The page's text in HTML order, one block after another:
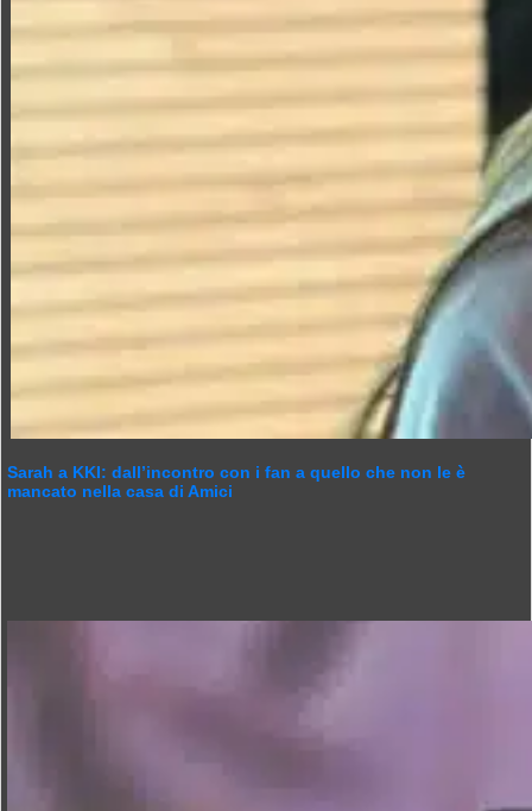
Sarah a KKI: dall’incontro con i fan a quello che non le è
mancato nella casa di Amici